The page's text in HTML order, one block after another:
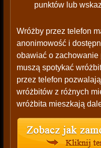
punktów lub
Wróżby przez telefon
anonimowość i
obawiać o
muszą spotykać
przez telefon
wróżbitów z różnych
wróżbita mieszkają